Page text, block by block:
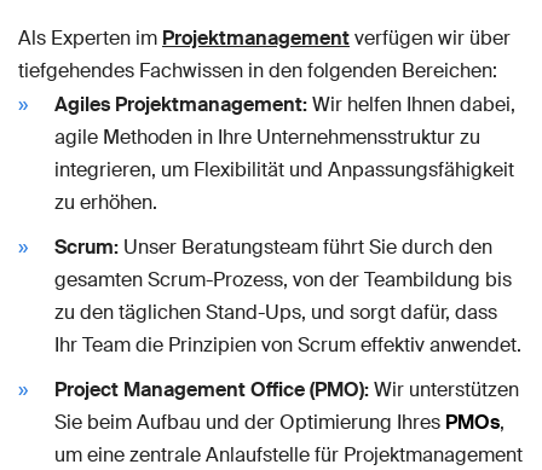
Als Experten im Projektmanagementverfügen wir über
tiefgehendes Fachwissen in den folgenden Bereichen:
Agiles Projektmanagement:Wir helfen Ihnen dabei,
agile Methoden in Ihre Unternehmensstruktur zu
integrieren, um Flexibilität und Anpassungsfähigkeit
zu erhöhen.
Scrum: Unser Beratungsteam führt Sie durch den
gesamten Scrum-Prozess, von der Teambildung bis
zu den täglichen Stand-Ups, und sorgt dafür, dass
Ihr Team die Prinzipien von Scrum effektiv anwendet.
Project Management Office (PMO):Wir unterstützen
Sie beim Aufbau und der Optimierung Ihres PMOs,
um eine zentrale Anlaufstelle für Projektmanagement